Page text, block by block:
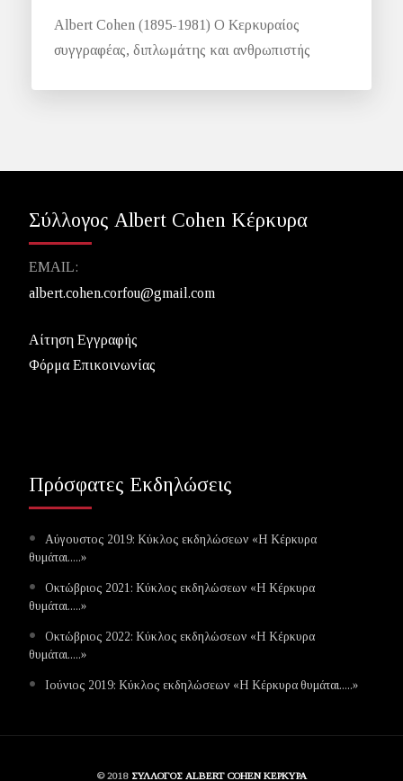
Albert Cohen (1895-1981) Ο Κερκυραίος
συγγραφέας, διπλωμάτης και ανθρωπιστής
Σύλλογος Albert Cohen Κέρκυρα
EMAIL:
albert.cohen.corfou@gmail.com
Αίτηση Εγγραφής
Φόρμα Επικοινωνίας
Πρόσφατες Εκδηλώσεις
Αύγουστος 2019: Κύκλος εκδηλώσεων «Η Κέρκυρα
θυμάται.....»
Οκτώβριος 2021: Κύκλος εκδηλώσεων «Η Κέρκυρα
θυμάται.....»
Οκτώβριος 2022: Κύκλος εκδηλώσεων «Η Κέρκυρα
θυμάται.....»
Ιούνιος 2019: Κύκλος εκδηλώσεων «Η Κέρκυρα θυμάται.....»
© 2018ΣΥΛΛΟΓΟΣ ALBERT COHEN ΚΕΡΚΥΡΑ